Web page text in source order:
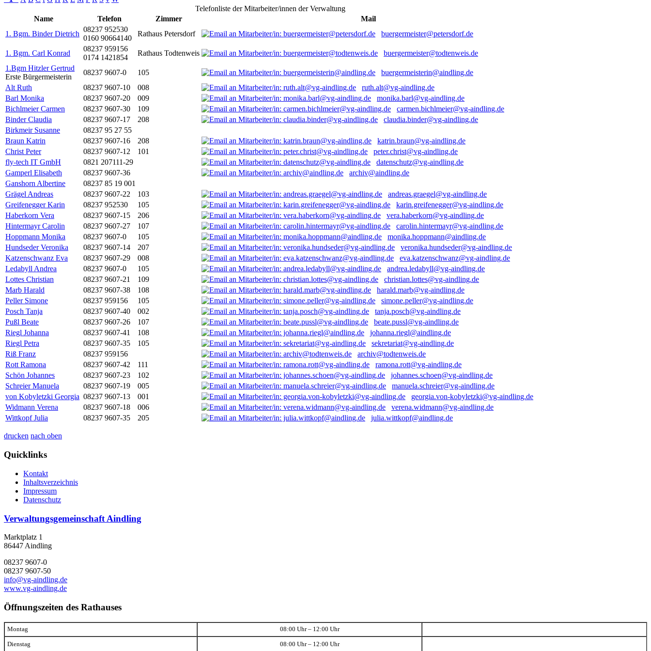
Telefonliste der Mitarbeiter/innen der Verwaltung
Name
Telefon Zimmer
Mail
1. Bgm. Binder Dietrich
08237 952530
0160 90664140
Rathaus Petersdorf buergermeister@petersdorf.de
1. Bgm. Carl Konrad
08237 959156
0174 1421854
Rathaus Todtenweis
buergermeister@todtenweis.de
1.Bgm Hitzler Gertrud
Erste Bürgermeisterin
08237 9607-0 105
buergermeisterin@aindling.de
Alt Ruth
08237 9607-10 008
ruth.alt@vg-aindling.de
Barl Monika
08237 9607-20 009
monika.barl@vg-aindling.de
Bichlmeier Carmen
08237 9607-30 109
carmen.bichlmeier@vg-aindling.de
Binder Claudia
08237 9607-17 208
claudia.binder@vg-aindling.de
Birkmeir Susanne
08237 95 27 55
Braun Katrin
08237 9607-16 208
katrin.braun@vg-aindling.de
Christ Peter
08237 9607-12 101
peter.christ@vg-aindling.de
fly-tech IT GmbH
0821 207111-29
datenschutz@vg-aindling.de
Gamperl Elisabeth
08237 9607-36
archiv@aindling.de
Ganshorn Albertine
08237 85 19 001
Grägel Andreas
08237 9607-22 103
andreas.graegel@vg-aindling.de
Greifenegger Karin
08237 952530 105
karin.greifenegger@vg-aindling.de
Haberkorn Vera
08237 9607-15 206
vera.haberkorn@vg-aindling.de
Hintermayr Carolin
08237 9607-27 107
carolin.hintermayr@vg-aindling.de
Hoppmann Monika
08237 9607-0 105
monika.hoppmann@aindling.de
Hundseder Veronika
08237 9607-14 207
veronika.hundseder@vg-aindling.de
Katzenschwanz Eva
08237 9607-29 008
eva.katzenschwanz@vg-aindling.de
Ledabyll Andrea
08237 9607-0 105
andrea.ledabyll@vg-aindling.de
Lottes Christian
08237 9607-21 109
christian.lottes@vg-aindling.de
Marb Harald
08237 9607-38 108
harald.marb@vg-aindling.de
Peller Simone
08237 959156 105
simone.peller@vg-aindling.de
Posch Tanja
08237 9607-40 002
tanja.posch@vg-aindling.de
Pußl Beate
08237 9607-26 107
beate.pussl@vg-aindling.de
Riegl Johanna
08237 9607-41 108
johanna.riegl@aindling.de
Riegl Petra
08237 9607-35 105
sekretariat@vg-aindling.de
Riß Franz
08237 959156
archiv@todtenweis.de
Rott Ramona
08237 9607-42 111
ramona.rott@vg-aindling.de
Schön Johannes
08237 9607-23 102
johannes.schoen@vg-aindling.de
Schreier Manuela
08237 9607-19 005
manuela.schreier@vg-aindling.de
von Kobyletzki Georgia 08237 9607-13 001
georgia.von-kobyletzki@vg-aindling.de
Widmann Verena
08237 9607-18 006
verena.widmann@vg-aindling.de
Wittkopf Julia
08237 9607-35 205 julia.wittkopf@aindling.de
drucken nach oben
Quicklinks
Kontakt
Inhaltsverzeichnis
Impressum
Datenschutz
Verwaltungsgemeinschaft Aindling
Marktplatz 1
86447 Aindling
08237 9607-0
08237 9607-50
info@vg-aindling.de
www.vg-aindling.de
Öffnungszeiten des Rathauses
Montag 08:00 Uhr – 12:00 Uhr
Dienstag 08:00 Uhr – 12:00 Uhr